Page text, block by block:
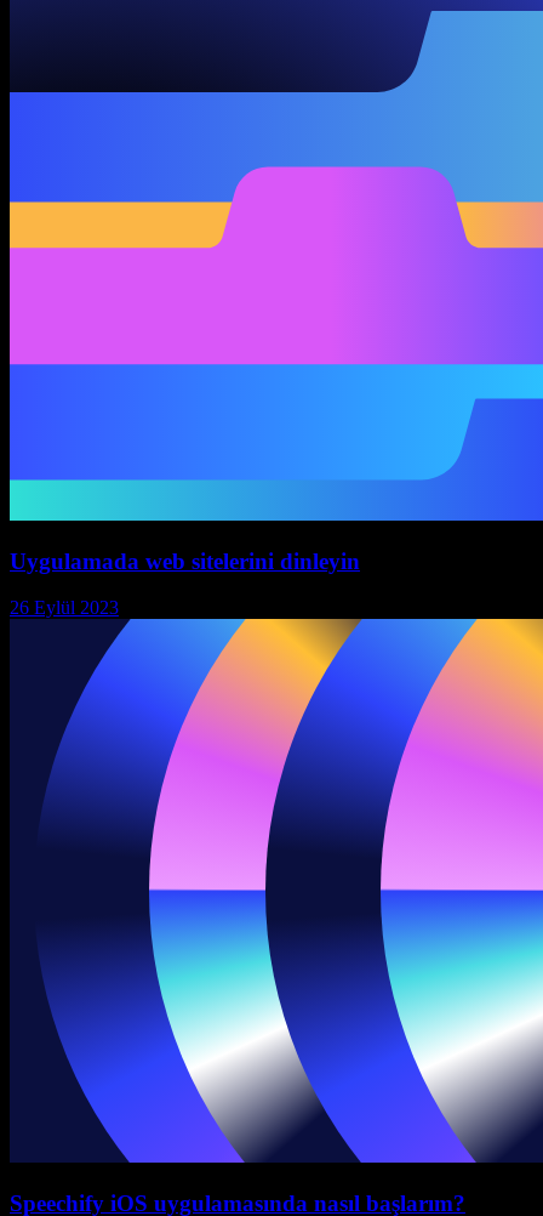
Uygulamada web sitelerini dinleyin
26 Eylül 2023
Speechify iOS uygulamasında nasıl başlarım?